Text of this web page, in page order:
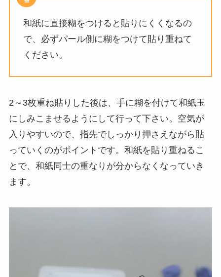
和紙に直接糊をつけると貼りにくくなるの
で、必ずパール側に糊をつけて貼り重ねて
ください。
2～3枚重ね貼りした後は、手に糊を付けて和紙玉
にしみこませるようにして行って下さい。空気が
入りやすいので、指先でしっかり押さえながら貼
っていくのがポイントです。和紙を貼り重ねるこ
とで、和紙同士の重なりが分からなくなっていき
ます。